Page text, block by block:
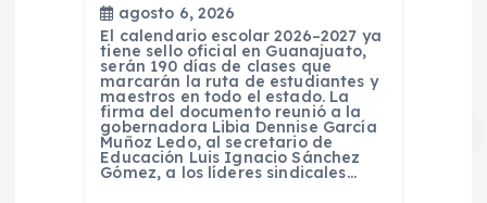
agosto 6, 2026
El calendario escolar 2026–2027 ya
tiene sello oficial en Guanajuato,
serán 190 días de clases que
marcarán la ruta de estudiantes y
maestros en todo el estado. La
firma del documento reunió a la
gobernadora Libia Dennise García
Muñoz Ledo, al secretario de
Educación Luis Ignacio Sánchez
Gómez, a los líderes sindicales…